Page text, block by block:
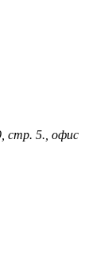
стр. 5., офис